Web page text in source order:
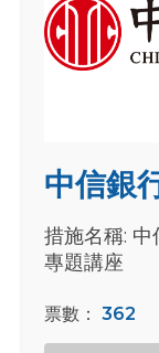
中信銀
措施名稱:
專題講座
票數： 362